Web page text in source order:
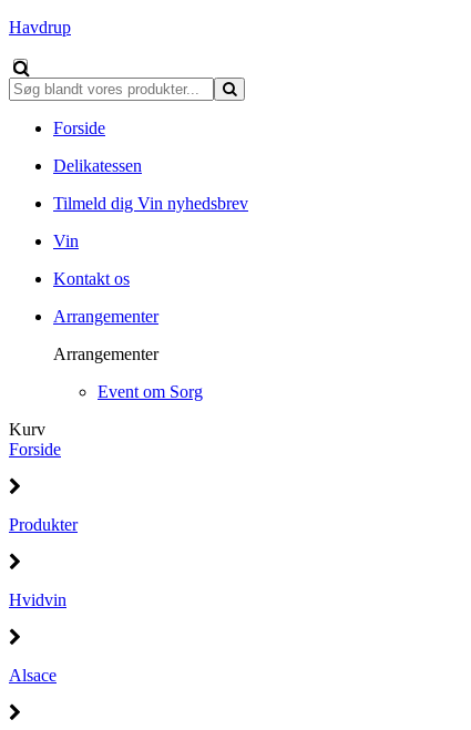
Havdrup
Forside
Delikatessen
Tilmeld dig Vin nyhedsbrev
Vin
Kontakt os
Arrangementer
Arrangementer
Event om Sorg
Kurv
Forside
Produkter
Hvidvin
Alsace